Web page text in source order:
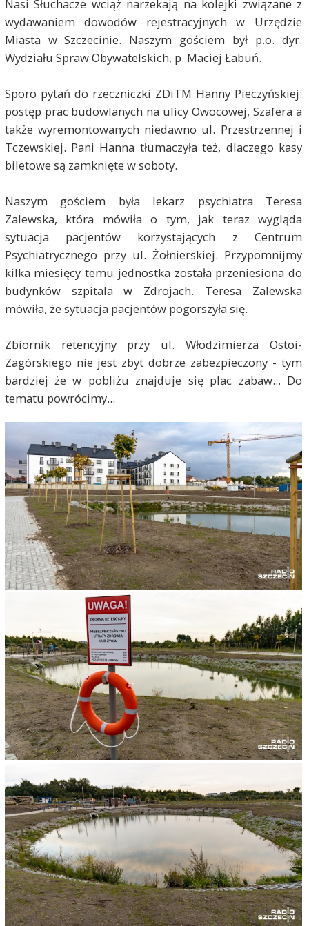
Nasi Słuchacze wciąż narzekają na kolejki związane z
wydawaniem dowodów rejestracyjnych w Urzędzie
Miasta w Szczecinie. Naszym gościem był p.o. dyr.
Wydziału Spraw Obywatelskich, p. Maciej Łabuń.
Sporo pytań do rzeczniczki ZDiTM Hanny Pieczyńskiej:
postęp prac budowlanych na ulicy Owocowej, Szafera a
także wyremontowanych niedawno ul. Przestrzennej i
Tczewskiej. Pani Hanna tłumaczyła też, dlaczego kasy
biletowe są zamknięte w soboty.
Naszym gościem była lekarz psychiatra Teresa
Zalewska, która mówiła o tym, jak teraz wygląda
sytuacja pacjentów korzystających z Centrum
Psychiatrycznego przy ul. Żołnierskiej. Przypomnijmy
kilka miesięcy temu jednostka została przeniesiona do
budynków szpitala w Zdrojach. Teresa Zalewska
mówiła, że sytuacja pacjentów pogorszyła się.
Zbiornik retencyjny przy ul. Włodzimierza Ostoi-
Zagórskiego nie jest zbyt dobrze zabezpieczony - tym
bardziej że w pobliżu znajduje się plac zabaw... Do
tematu powrócimy...